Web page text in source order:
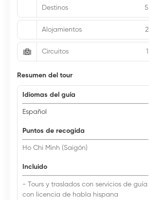
Destinos 5
Alojamientos 2
Circuitos 1
Resumen del tour
Idiomas del guía
Español
Puntos de recogida
Ho Chi Minh (Saigón)
Incluido
- Tours y traslados con servicios de guía
con licencia de habla hispana